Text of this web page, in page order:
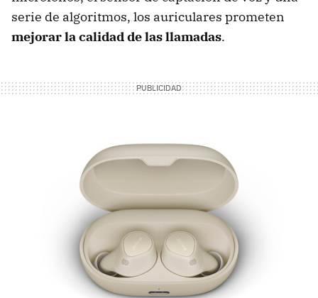
serie de algoritmos, los auriculares prometen
mejorar la calidad de las llamadas.